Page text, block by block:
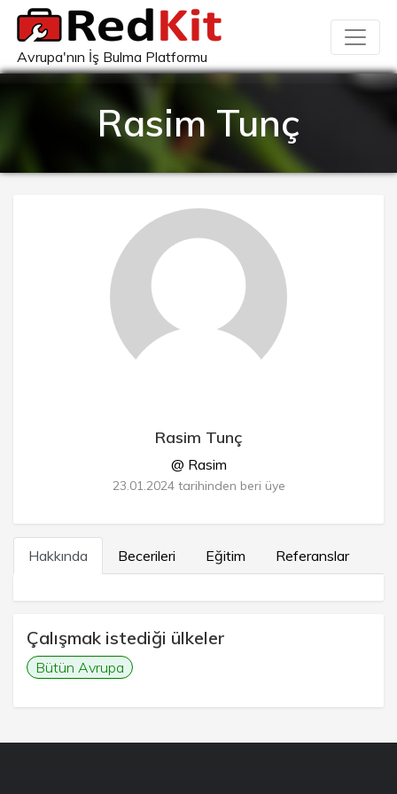
Avrupa'nın İş Bulma Platformu
Rasim Tunç
Rasim Tunç
@ Rasim
23.01.2024 tarihinden beri üye
Hakkında Becerileri Eğitim Referanslar
Çalışmak istediği ülkeler
Bütün Avrupa